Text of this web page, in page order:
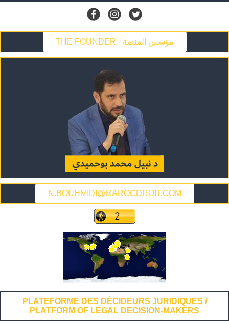
THE FOUNDER - مؤسس المنصة
N.BOUHMIDI@MAROCDROIT.COM
PLATEFORME DES DÉCIDEURS JURIDIQUES /
PLATFORM OF LEGAL DECISION-MAKERS